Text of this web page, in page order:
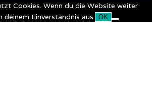
Cookies. Wenn du die Website weiter
Einverständnis aus. OK